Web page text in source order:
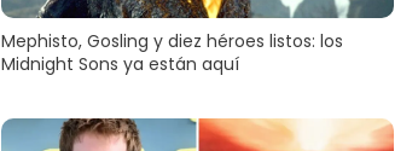
Mephisto, Gosling y diez héroes listos: los
Midnight Sons ya están aquí